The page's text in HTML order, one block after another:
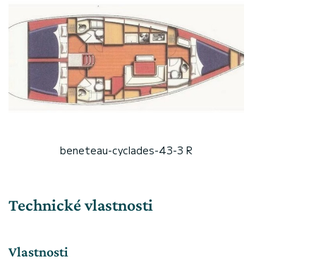
beneteau-cyclades-43-3 R
Technické vlastnosti
Vlastnosti